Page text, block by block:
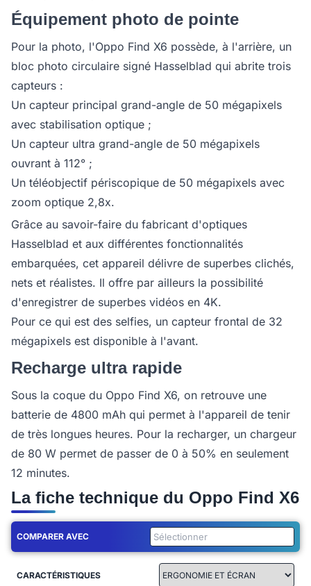
Équipement photo de pointe
Pour la photo, l'Oppo Find X6 possède, à l'arrière, un
bloc photo circulaire signé Hasselblad qui abrite trois
capteurs :
Un capteur principal grand-angle de 50 mégapixels
avec stabilisation optique ;
Un capteur ultra grand-angle de 50 mégapixels
ouvrant à 112° ;
Un téléobjectif périscopique de 50 mégapixels avec
zoom optique 2,8x.
Grâce au savoir-faire du fabricant d'optiques
Hasselblad et aux différentes fonctionnalités
embarquées, cet appareil délivre de superbes clichés,
nets et réalistes. Il offre par ailleurs la possibilité
d'enregistrer de superbes vidéos en 4K.
Pour ce qui est des selfies, un capteur frontal de 32
mégapixels est disponible à l'avant.
Recharge ultra rapide
Sous la coque du Oppo Find X6, on retrouve une
batterie de 4800 mAh qui permet à l'appareil de tenir
de très longues heures. Pour la recharger, un chargeur
de 80 W permet de passer de 0 à 50% en seulement
12 minutes.
La fiche technique du Oppo Find X6
COMPARER AVEC
CARACTÉRISTIQUES